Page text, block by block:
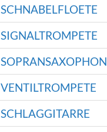
SCHNABELFLOETE
SIGNALTROMPETE
SOPRANSAXOPHON
VENTILTROMPETE
SCHLAGGITARRE